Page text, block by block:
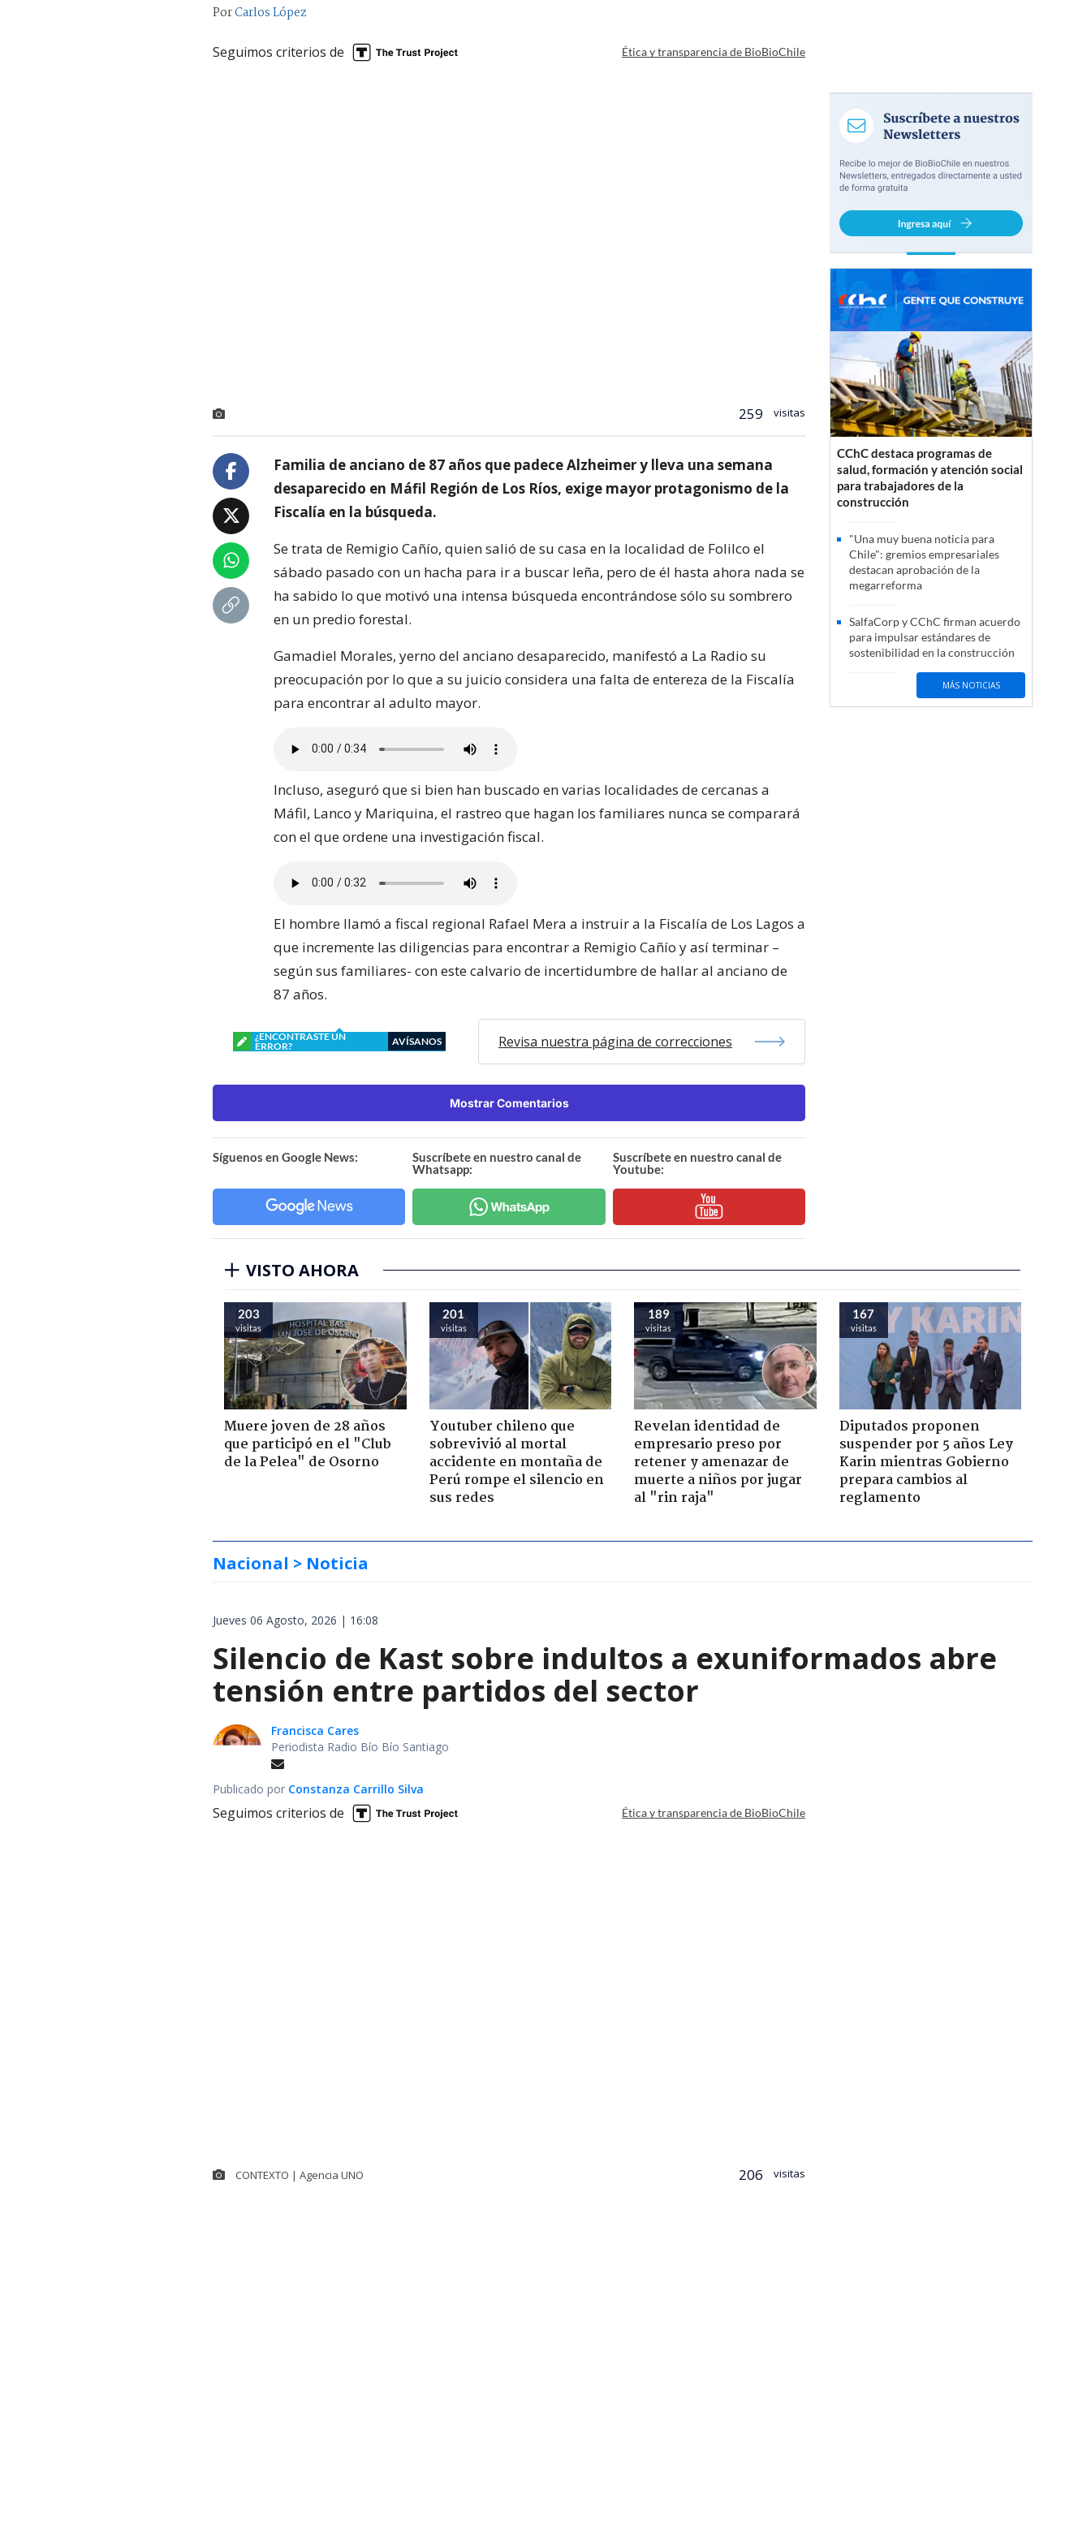
PorCarlos López
Seguimos criterios de Ética y transparencia de BioBioChile
259 visitas
Familia de anciano de 87 años que padece Alzheimer y lleva una semana
desaparecido en Máfil Región de Los Ríos, exige mayor protagonismo de la
Fiscalía en la búsqueda.
Se trata de Remigio Cañío, quien salió de su casa en la localidad de Folilco el
sábado pasado con un hacha para ir a buscar leña, pero de él hasta ahora nada se
ha sabido lo que motivó una intensa búsqueda encontrándose sólo su sombrero
en un predio forestal.
Gamadiel Morales, yerno del anciano desaparecido, manifestó a La Radio su
preocupación por lo que a su juicio considera una falta de entereza de la Fiscalía
para encontrar al adulto mayor.
Incluso, aseguró que si bien han buscado en varias localidades de cercanas a
Máfil, Lanco y Mariquina, el rastreo que hagan los familiares nunca se comparará
con el que ordene una investigación fiscal.
El hombre llamó a fiscal regional Rafael Mera a instruir a la Fiscalía de Los Lagos a
que incremente las diligencias para encontrar a Remigio Cañío y así terminar –
según sus familiares- con este calvario de incertidumbre de hallar al anciano de
87 años.
¿ENCONTRASTE UN
ERROR?
AVÍSANOS Revisa nuestra página de correcciones
Mostrar Comentarios
Síguenos en Google News:
Suscríbete en nuestro canal de
Whatsapp:
Suscríbete en nuestro canal de
Youtube:
CChC destaca programas de
salud, formación y atención social
para trabajadores de la
construcción
"Una muy buena noticia para
Chile": gremios empresariales
destacan aprobación de la
megarreforma
SalfaCorp y CChC firman acuerdo
para impulsar estándares de
sostenibilidad en la construcción
MÁS NOTICIAS
VISTO AHORA
203
visitas
Muere joven de 28 años
que participó en el "Club
de la Pelea" de Osorno
201
visitas
Youtuber chileno que
sobrevivió al mortal
accidente en montaña de
Perú rompe el silencio en
sus redes
189
visitas
Revelan identidad de
empresario preso por
retener y amenazar de
muerte a niños por jugar
al "rin raja"
167
visitas
Diputados proponen
suspender por 5 años Ley
Karin mientras Gobierno
prepara cambios al
reglamento
Nacional > Noticia
Jueves 06 Agosto, 2026 | 16:08
Silencio de Kast sobre indultos a exuniformados abre
tensión entre partidos del sector
Francisca Cares
Periodista Radio Bío Bío Santiago
Publicado por Constanza Carrillo Silva
Seguimos criterios de Ética y transparencia de BioBioChile
CONTEXTO | Agencia UNO 206 visitas